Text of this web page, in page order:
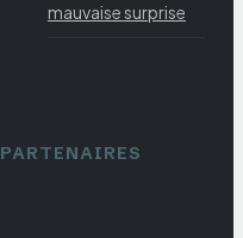
mauvaise surprise
PARTENAIRES